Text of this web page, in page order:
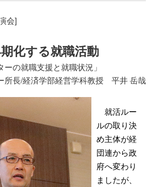
会]
化する就職活動
ーの就職支援と就職状況」
所長/経済学部経営学科教授 平井 岳哉
就活ルー
ルの取り決
め主体が経
団連から政
府へ変わり
ましたが、